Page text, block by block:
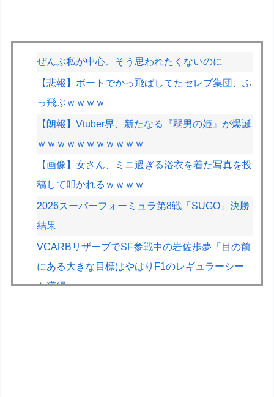
ぜんぶ私が中心、そう思われたくないのに
【悲報】ボートでかっ飛ばしてたセレブ集団、ふ
っ飛ぶｗｗｗｗ
【朗報】Vtuber界、新たなる『弱男の姫』が爆誕
ｗｗｗｗｗｗｗｗｗｗｗ
【画像】女さん、ミニ過ぎる浴衣を着た写真を投
稿して叩かれるｗｗｗｗ
2026スーパーフォーミュラ第8戦「SUGO」決勝
結果
VCARBリザーブでSF参戦中の岩佐歩夢「目の前
にある大きな目標はやはりF1のレギュラーシー
ト獲得」